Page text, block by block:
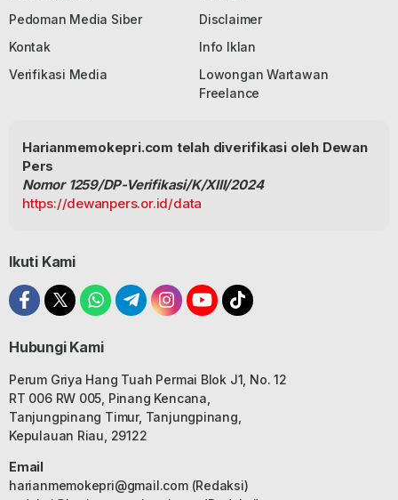
Pedoman Media Siber
Disclaimer
Kontak
Info Iklan
Verifikasi Media
Lowongan Wartawan
Freelance
Harianmemokepri.com telah diverifikasi oleh Dewan
Pers
Nomor 1259/DP-Verifikasi/K/XIII/2024
https://dewanpers.or.id/data
Ikuti Kami
Hubungi Kami
Perum Griya Hang Tuah Permai Blok J1, No. 12
RT 006 RW 005, Pinang Kencana,
Tanjungpinang Timur, Tanjungpinang,
Kepulauan Riau, 29122
Email
harianmemokepri@gmail.com(Redaksi)